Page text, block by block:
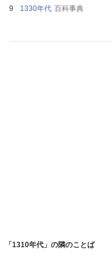
1330年代 百科事典
「1310年代」の隣のことば